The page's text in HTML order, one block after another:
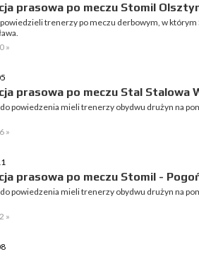
prasowa po meczu Stomil
trenerzy po meczu derbowym, w którym
»
prasowa po meczu Stal Stalowa
powiedzenia mieli trenerzy obydwu drużyn na
»
prasowa po meczu Stomil -
powiedzenia mieli trenerzy obydwu drużyn na
»